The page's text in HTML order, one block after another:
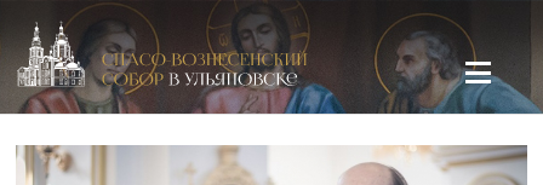
Спасо-Вознесенский кафедральный собор в Ульяновске